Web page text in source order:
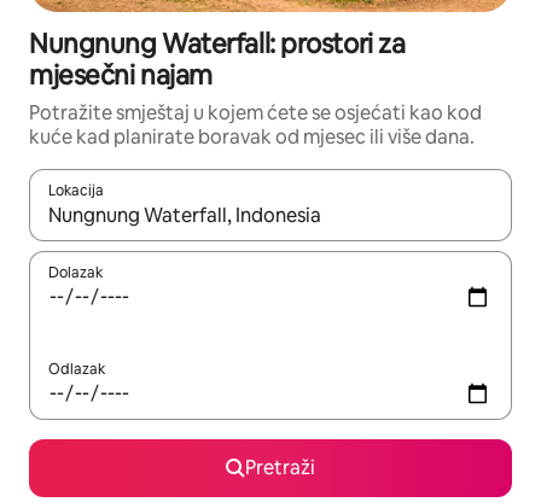
Nungnung Waterfall: prostori za
mjesečni najam
Potražite smještaj u kojem ćete se osjećati kao kod
kuće kad planirate boravak od mjesec ili više dana.
Lokacija
Kada budu dostupni rezultati, moći ćete ih pregledati
Dolazak
Odlazak
Pretraži